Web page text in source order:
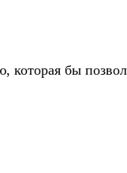
которая бы